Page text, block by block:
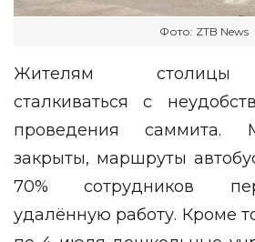
Фото: ZTB News
Жителям столицы
сталкиваться с
проведения саммита.
закрыты, маршруты
70% сотрудников
удалённую работу. Кроме